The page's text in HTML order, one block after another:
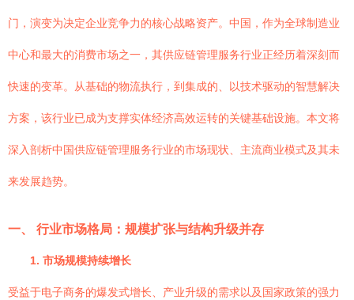
门，演变为决定企业竞争力的核心战略资产。中国，作为全球制造业
中心和最大的消费市场之一，其供应链管理服务行业正经历着深刻而
快速的变革。从基础的物流执行，到集成的、以技术驱动的智慧解决
方案，该行业已成为支撑实体经济高效运转的关键基础设施。本文将
深入剖析中国供应链管理服务行业的市场现状、主流商业模式及其未
来发展趋势。
一、 行业市场格局：规模扩张与结构升级并存
1. 市场规模持续增长
受益于电子商务的爆发式增长、产业升级的需求以及国家政策的强力